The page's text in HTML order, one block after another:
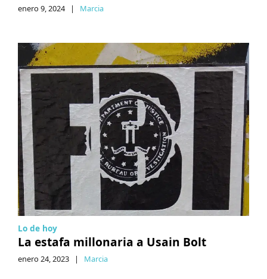
enero 9, 2024 | Marcia
Lo de hoy
La estafa millonaria a Usain Bolt
enero 24, 2023 | Marcia